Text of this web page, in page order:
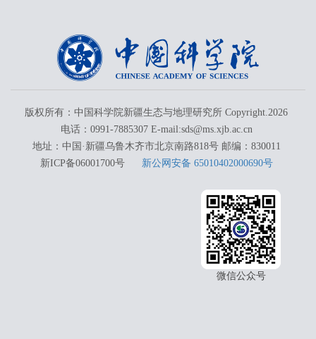
版权所有：中国科学院新疆生态与地理研究所 Copyright.2026
电话：0991-7885307 E-mail:sds@ms.xjb.ac.cn
地址：中国·新疆乌鲁木齐市北京南路818号 邮编：830011
新ICP备06001700号 新公网安备 65010402000690号
微信公众号